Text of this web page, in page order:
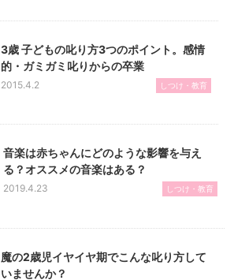
3歳 子どもの叱り方3つのポイント。感情
的・ガミガミ叱りからの卒業
2015.4.2 しつけ・教育
音楽は赤ちゃんにどのような影響を与え
る？オススメの音楽はある？
2019.4.23 しつけ・教育
魔の2歳児イヤイヤ期でこんな叱り方して
いませんか？